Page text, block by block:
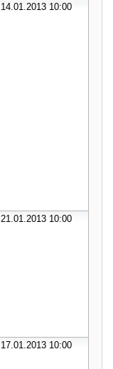
14.01.2013 10:00
21.01.2013 10:00
17.01.2013 10:00